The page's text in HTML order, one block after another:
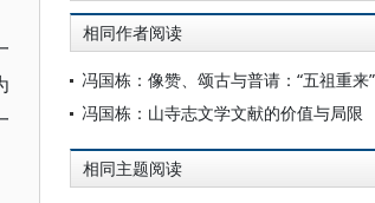
相同作者阅读
冯国栋：山寺志文学文献的价值与局限
相同主题阅读